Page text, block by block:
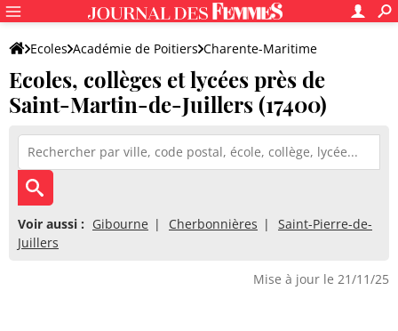
Ecoles Académie de Poitiers Charente-Maritime
Ecoles, collèges et lycées près de
Saint-Martin-de-Juillers (17400)
Voir aussi : Gibourne Cherbonnières
Saint-Pierre-de-
Juillers
Mise à jour le 21/11/25